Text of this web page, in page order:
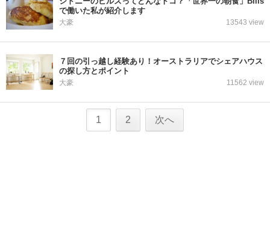
で働いた私が紹介します
大豪 13543 view
７回の引っ越し経験あり！オーストラリアでシェアハウス
の探し方とポイント
大豪 11562 view
1 2 次へ